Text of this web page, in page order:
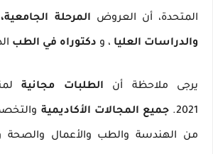
المتحدة، أن العروض المرحلة
والدراسات العليا ، و دكتوراه في الطب
يرجى ملاحظة أن الطلبات مجانية
2021. جميع المجالات الأكاديمية
من الهندسة والطب والأعمال والصحة